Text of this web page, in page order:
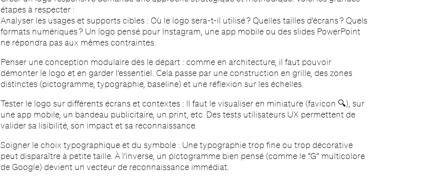
étapes à respecter :
Analyser les usages et supports cibles : Où le logo sera-t-il utilisé ? Quelles tailles d’écrans ? Quels
formats numériques ? Un logo pensé pour Instagram, une app mobile ou des slides PowerPoint
ne répondra pas aux mêmes contraintes.
Penser une conception modulaire dès le départ : comme en architecture, il faut pouvoir
démonter le logo et en garder l’essentiel. Cela passe par une construction en grille, des zones
distinctes (pictogramme, typographie, baseline) et une réflexion sur les échelles.
Tester le logo sur différents écrans et contextes : Il faut le visualiser en miniature (favicon 🔍), sur
une app mobile, un bandeau publicitaire, un print, etc. Des tests utilisateurs UX permettent de
valider sa lisibilité, son impact et sa reconnaissance.
Soigner le choix typographique et du symbole : Une typographie trop fine ou trop décorative
peut disparaître à petite taille. À l’inverse, un pictogramme bien pensé (comme le “G” multicolore
de Google) devient un vecteur de reconnaissance immédiat.